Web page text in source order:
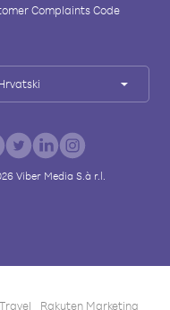
Complaints Code
Viber Media S.à r.l.
Rakuten Marketing